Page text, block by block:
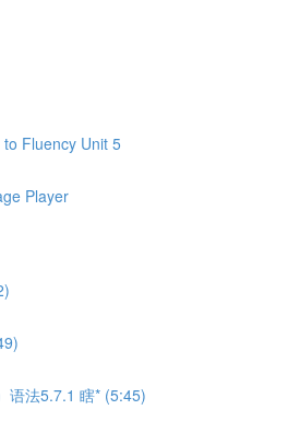
Fluency Unit 5
Player
语法5.7.1 瞎* (5:45)